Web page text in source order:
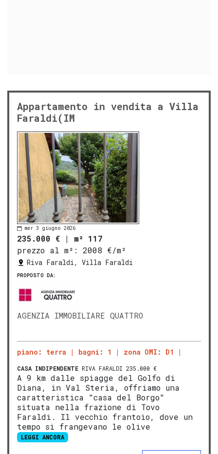
Appartamento in vendita a Villa
Faraldi(IM
mer 3 giugno 2026
235.000 € | m² 117
prezzo al m²:
2008 €/m²
Riva Faraldi, Villa Faraldi
PROPOSTO DA:
AGENZIA IMMOBILIARE QUATTRO
piano: terra bagni: 1 zona OMI: D1
CASA INDIPENDENTE RIVA FARALDI 235.000 €
A 9 km dalle spiagge del Golfo di
Diana, in Val Steria, offriamo una
caratteristica "casa del Borgo"
situata nella frazione di Tovo
Faraldi. Il vecchio frantoio, dove un
tempo si frangevano le olive
LEGGI ANCORA